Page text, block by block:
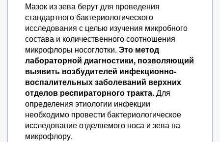
Мазок из зева берут для проведения
стандартного бактериологического
исследования с целью изучения микробного
состава и количественного соотношения
микрофлоры носоглотки. Это метод
лабораторной диагностики, позволяющий
выявить возбудителей инфекционно-
воспалительных заболеваний верхних
отделов респираторного тракта.Для
определения этиологии инфекции
необходимо провести бактериологическое
исследование отделяемого носа и зева на
микрофлору.